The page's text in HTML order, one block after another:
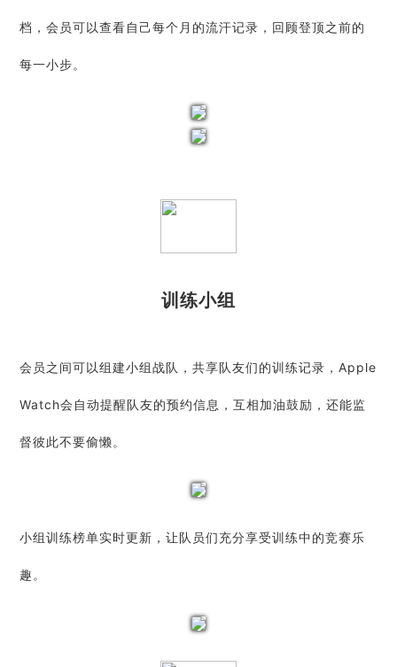
档，会员可以查看自己每个月的流汗记录，回顾登顶之前的
每一小步。
训练小组
会员之间可以组建小组战队，共享队友们的训练记录，Apple
Watch会自动提醒队友的预约信息，互相加油鼓励，还能监
督彼此不要偷懒。
小组训练榜单实时更新 ，让队员们充分享受训练中的竞赛乐
趣。